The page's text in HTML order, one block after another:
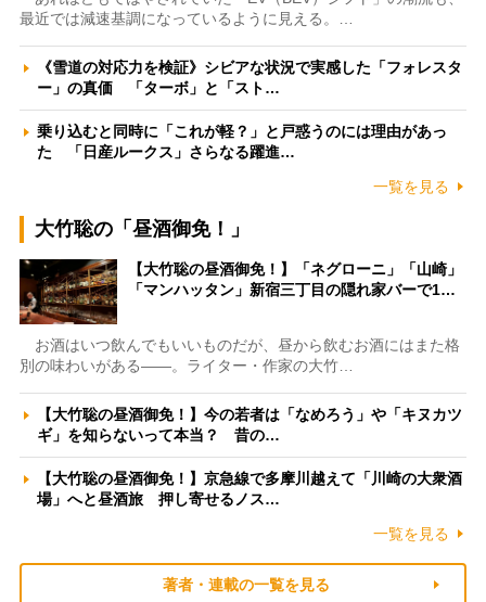
最近では減速基調になっているように見える。…
《雪道の対応力を検証》シビアな状況で実感した「フォレスタ
ー」の真価 「ターボ」と「スト…
乗り込むと同時に「これが軽？」と戸惑うのには理由があっ
た 「日産ルークス」さらなる躍進…
一覧を見る
大竹聡の「昼酒御免！」
【大竹聡の昼酒御免！】「ネグローニ」「山崎」
「マンハッタン」新宿三丁目の隠れ家バーで1…
お酒はいつ飲んでもいいものだが、昼から飲むお酒にはまた格
別の味わいがある――。ライター・作家の大竹…
【大竹聡の昼酒御免！】今の若者は「なめろう」や「キヌカツ
ギ」を知らないって本当？ 昔の…
【大竹聡の昼酒御免！】京急線で多摩川越えて「川崎の大衆酒
場」へと昼酒旅 押し寄せるノス…
一覧を見る
著者・連載の一覧を見る